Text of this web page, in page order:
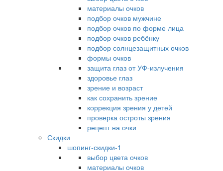
материалы очков
подбор очков мужчине
подбор очков по форме лица
подбор очков ребёнку
подбор солнцезащитных очков
формы очков
защита глаз от УФ-излучения
здоровье глаз
зрение и возраст
как сохранить зрение
коррекция зрения у детей
проверка остроты зрения
рецепт на очки
Скидки
шопинг-скидки-1
выбор цвета очков
материалы очков